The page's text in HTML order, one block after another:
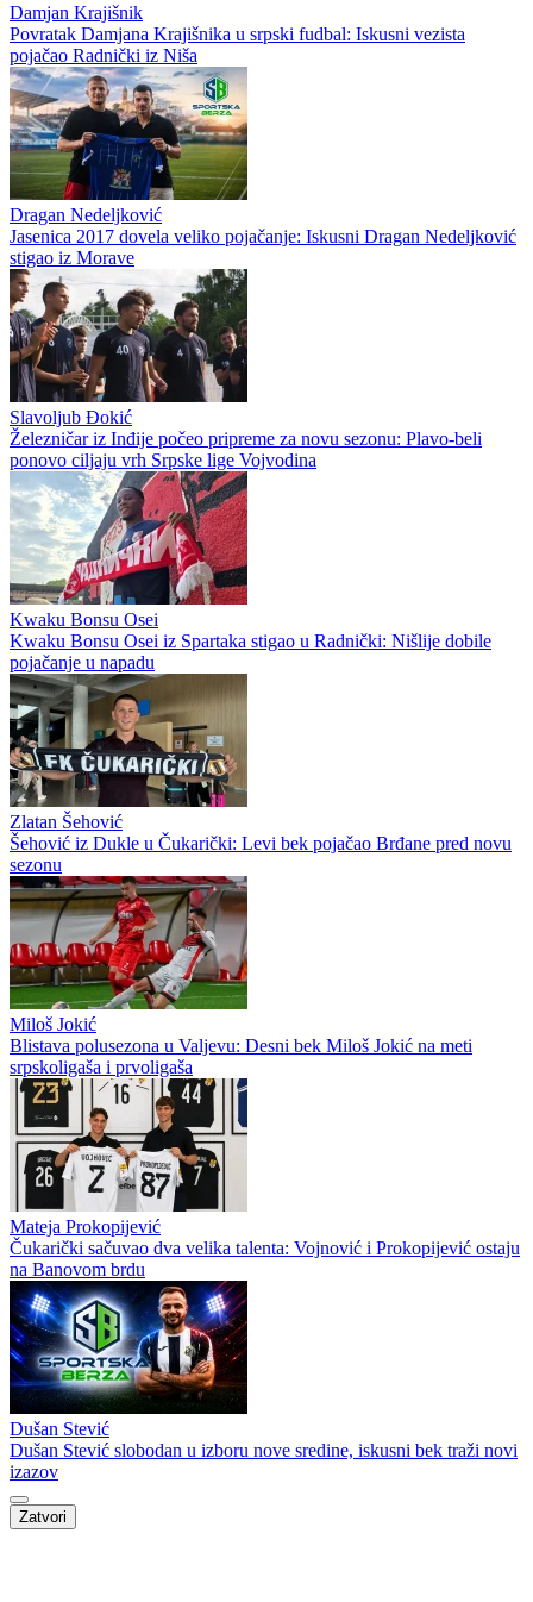
Damjan Krajišnik
Povratak Damjana Krajišnika u srpski fudbal: Iskusni vezista
pojačao Radnički iz Niša
Dragan Nedeljković
Jasenica 2017 dovela veliko pojačanje: Iskusni Dragan Nedeljković
stigao iz Morave
Slavoljub Đokić
Železničar iz Inđije počeo pripreme za novu sezonu: Plavo-beli
ponovo ciljaju vrh Srpske lige Vojvodina
Kwaku Bonsu Osei
Kwaku Bonsu Osei iz Spartaka stigao u Radnički: Nišlije dobile
pojačanje u napadu
Zlatan Šehović
Šehović iz Dukle u Čukarički: Levi bek pojačao Brđane pred novu
sezonu
Miloš Jokić
Blistava polusezona u Valjevu: Desni bek Miloš Jokić na meti
srpskoligaša i prvoligaša
Mateja Prokopijević
Čukarički sačuvao dva velika talenta: Vojnović i Prokopijević ostaju
na Banovom brdu
Dušan Stević
Dušan Stević slobodan u izboru nove sredine, iskusni bek traži novi
izazov
Zatvori